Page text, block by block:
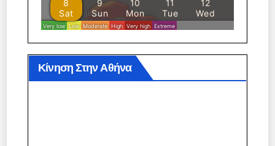
Κίνηση Στην Αθήνα